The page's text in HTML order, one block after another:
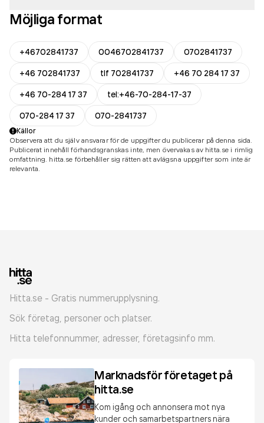
Möjliga format
+46702841737 0046702841737
0702841737
+46 702841737
tlf 702841737
+46 70 284 17 37
+46 70-284 17 37
tel:+46-70-284-17-37
070-284 17 37
070-2841737
Källor
Observera att du själv ansvarar för de uppgifter du publicerar på denna sida.
Publicerat innehåll förhandsgranskas inte, men övervakas av hitta.se i rimlig
omfattning. hitta.se förbehåller sig rätten att avlägsna uppgifter som inte är
relevanta.
Hitta.se - Gratis nummerupplysning.
Sök företag, personer och platser.
Hitta telefonnummer, adresser, företagsinfo mm.
Marknadsför företaget på
hitta.se
Kom igång och annonsera mot nya
kunder och samarbetspartners nära